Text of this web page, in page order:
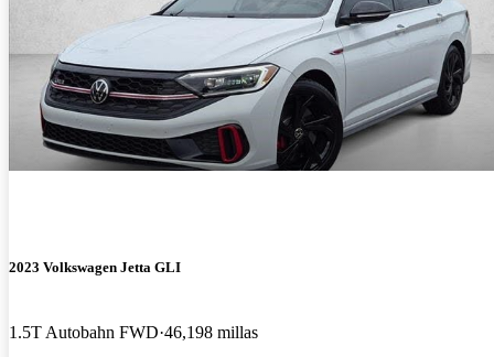
2023 Volkswagen Jetta GLI
1.5T Autobahn FWD 46,198 millas